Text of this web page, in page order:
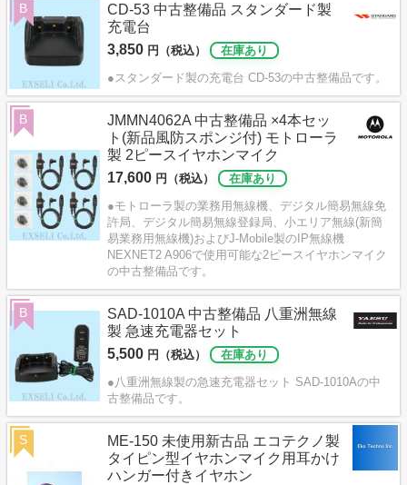
CD-53 中古整備品 スタンダード製
充電台
3,850 円（税込）
在庫あり
●スタンダード製の充電台 CD-53の中古整備品です。
B
JMMN4062A 中古整備品 ×4本セッ
ト(新品風防スポンジ付) モトローラ
製 2ピースイヤホンマイク
17,600 円（税込）
在庫あり
●モトローラ製の業務用無線機、デジタル簡易無線免
許局、デジタル簡易無線登録局、小エリア無線(新簡
易業務用無線機)およびJ-Mobile製のIP無線機
NEXNET2 A906で使用可能な2ピースイヤホンマイク
の中古整備品です。
B
SAD-1010A 中古整備品 八重洲無線
製 急速充電器セット
5,500 円（税込）
在庫あり
●八重洲無線製の急速充電器セット SAD-1010Aの中
古整備品です。
B
ME-150 未使用新古品 エコテクノ製
タイピン型イヤホンマイク用耳かけ
ハンガー付きイヤホン
S